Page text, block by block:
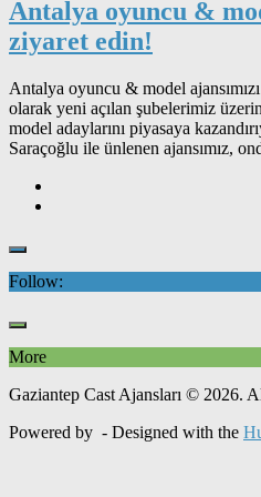
Antalya oyuncu &
ziyaret edin!
Antalya oyuncu & model
olarak yeni açılan şubelerimiz
model adaylarını piyasaya
Saraçoğlu ile ünlenen ajansımız,
Follow:
More
Gaziantep Cast Ajansları © 2026.
Powered by - Designed with the